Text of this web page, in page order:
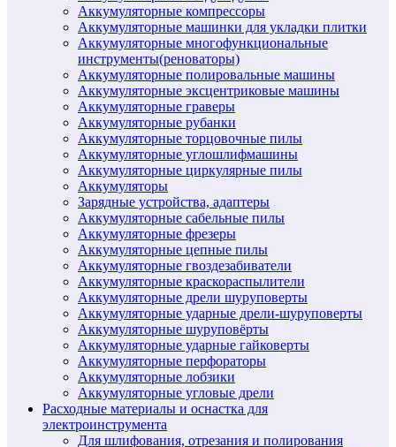
Аккумуляторные компрессоры
Аккумуляторные машинки для укладки плитки
Аккумуляторные многофункциональные
инструменты(реноваторы)
Аккумуляторные полировальные машины
Аккумуляторные эксцентриковые машины
Аккумуляторные граверы
Аккумуляторные рубанки
Аккумуляторные торцовочные пилы
Аккумуляторные углошлифмашины
Аккумуляторные циркулярные пилы
Аккумуляторы
Зарядные устройства, адаптеры
Аккумуляторные сабельные пилы
Аккумуляторные фрезеры
Аккумуляторные цепные пилы
Аккумуляторные гвоздезабиватели
Аккумуляторные краскораспылители
Аккумуляторные дрели шуруповерты
Аккумуляторные ударные дрели-шуруповерты
Аккумуляторные шуруповёрты
Аккумуляторные ударные гайковерты
Аккумуляторные перфораторы
Аккумуляторные лобзики
Аккумуляторные угловые дрели
Расходные материалы и оснастка для
электроинструмента
Для шлифования, отрезания и полирования